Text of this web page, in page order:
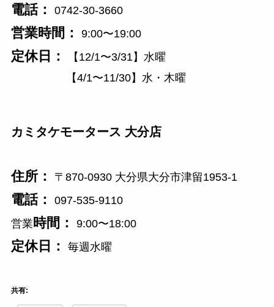
電話： 0742-30-3660
営業時間： 9:00〜19:00
定休日：
【12/1〜3/31】水曜
【4/1〜11/30】水・木曜
カミタケモータース 大分店
住所： 〒870-0930 大分県大分市津留1953-1
電話：
097-535-9110
営業 時間： 9:00〜18:00
定休日： 毎週水曜
共有: